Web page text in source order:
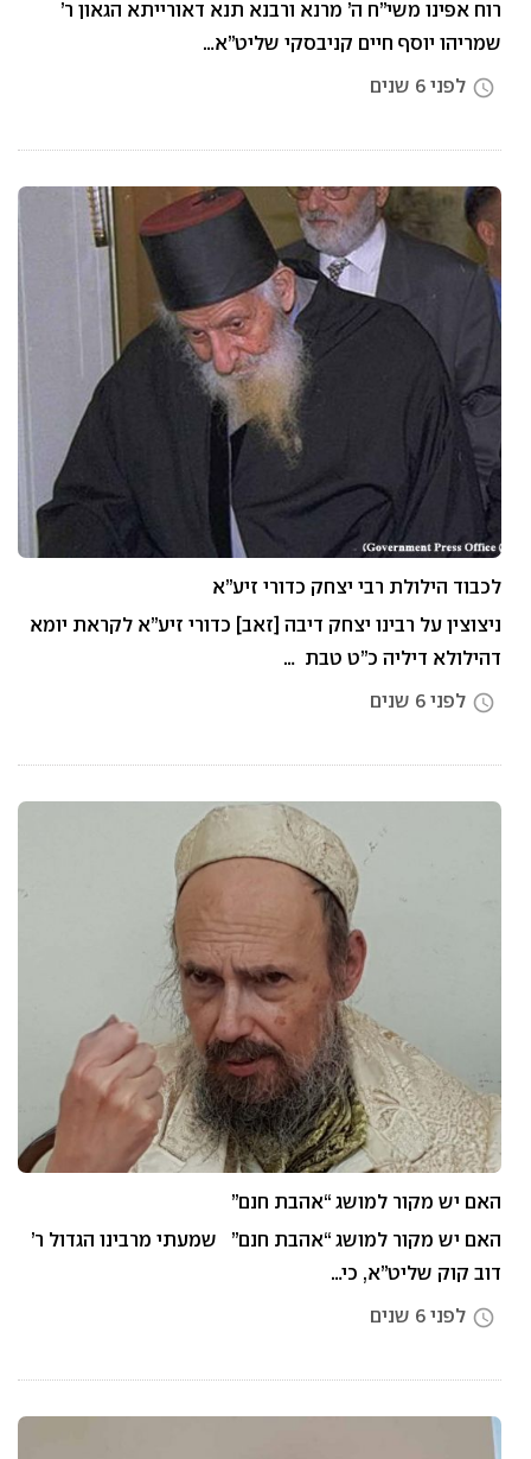
רוח אפינו משי”ח ה’ מרנא ורבנא תנא דאורייתא הגאון ר’
שמריהו יוסף חיים קניבסקי שליט”א…
access_time לפני 6 שנים
לכבוד הילולת רבי יצחק כדורי זיע”א
ניצוצין על רבינו יצחק דיבה [זאב] כדורי זיע”א לקראת יומא
דהילולא דיליה כ”ט טבת …
access_time לפני 6 שנים
האם יש מקור למושג “אהבת חנם”
האם יש מקור למושג “אהבת חנם” שמעתי מרבינו הגדול ר’
דוב קוק שליט”א, כי…
access_time לפני 6 שנים